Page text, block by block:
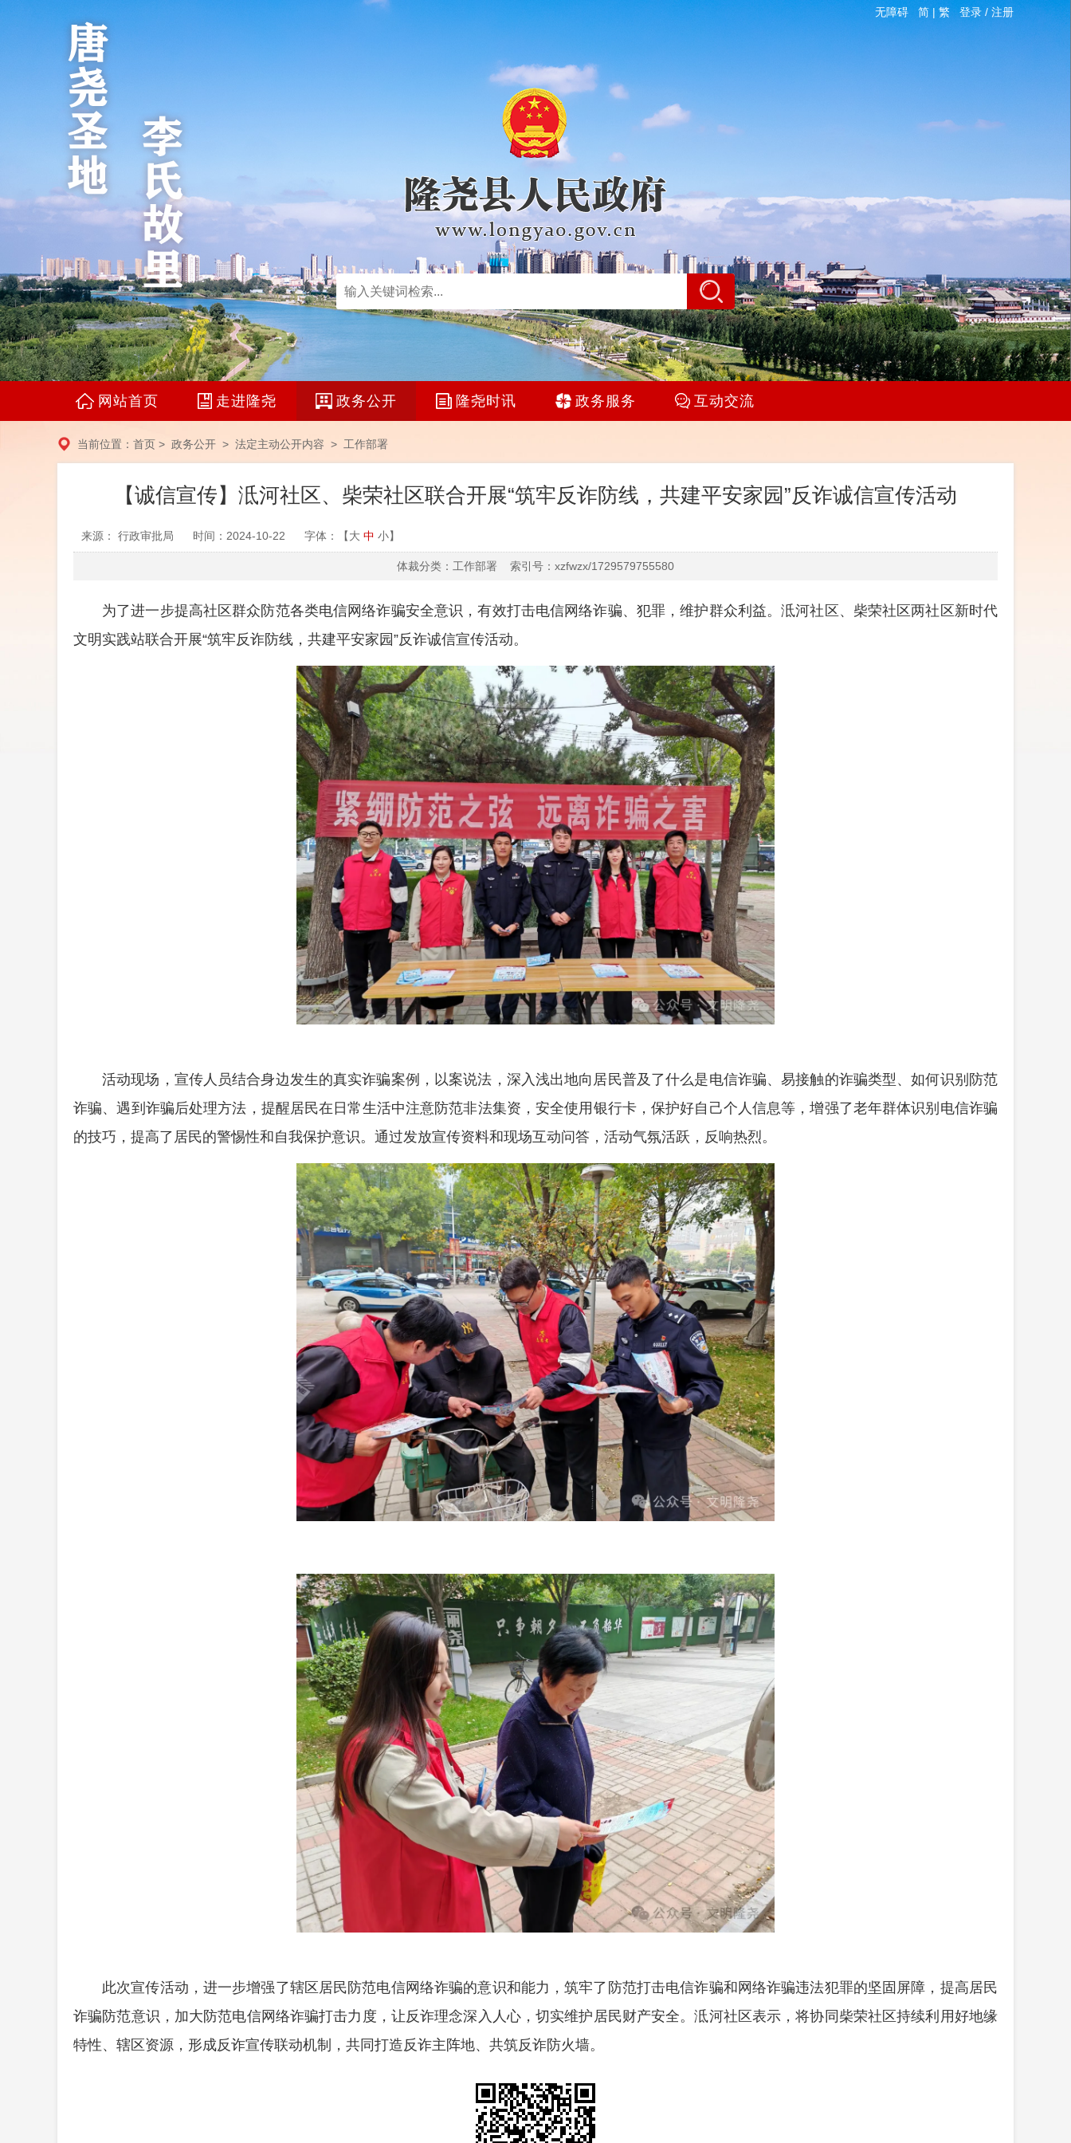
无障碍 简 |繁 登录/ 注册
网站首页 走进隆尧 政务公开 隆尧时讯 政务服务 互动交流
当前位置： 首页 > 政务公开 > 法定主动公开内容 > 工作部署
【诚信宣传】泜河社区、柴荣社区联合开展“筑牢反诈防线，共建平安家园”反诈诚信宣传活动
来源： 行政审批局 时间：2024-10-22 字体：【大 中 小】
体裁分类：工作部署 索引号：xzfwzx/1729579755580
为了进一步提高社区群众防范各类电信网络诈骗安全意识，有效打击电信网络诈骗、犯罪，维护群众利益。泜河社区、柴荣社区两社区新时代
文明实践站联合开展“筑牢反诈防线，共建平安家园”反诈诚信宣传活动。
活动现场，宣传人员结合身边发生的真实诈骗案例，以案说法，深入浅出地向居民普及了什么是电信诈骗、易接触的诈骗类型、如何识别防范
诈骗、遇到诈骗后处理方法，提醒居民在日常生活中注意防范非法集资，安全使用银行卡，保护好自己个人信息等，增强了老年群体识别电信诈骗
的技巧，提高了居民的警惕性和自我保护意识。通过发放宣传资料和现场互动问答，活动气氛活跃，反响热烈。
此次宣传活动，进一步增强了辖区居民防范电信网络诈骗的意识和能力，筑牢了防范打击电信诈骗和网络诈骗违法犯罪的坚固屏障，提高居民
诈骗防范意识，加大防范电信网络诈骗打击力度，让反诈理念深入人心，切实维护居民财产安全。泜河社区表示，将协同柴荣社区持续利用好地缘
特性、辖区资源，形成反诈宣传联动机制，共同打造反诈主阵地、共筑反诈防火墙。